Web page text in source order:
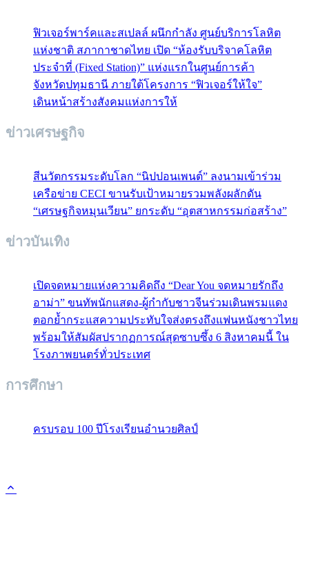
ฟิวเจอร์พาร์คและสเปลล์ ผนึกกำลัง ศูนย์บริการโลหิต
แห่งชาติ สภากาชาดไทย เปิด “ห้องรับบริจาคโลหิต
ประจำที่ (Fixed Station)” แห่งแรกในศูนย์การค้า
จังหวัดปทุมธานี ภายใต้โครงการ “ฟิวเจอร์ให้ใจ”
เดินหน้าสร้างสังคมแห่งการให้
ข่าวเศรษฐกิจ
สีนวัตกรรมระดับโลก “นิปปอนเพนต์” ลงนามเข้าร่วม
เครือข่าย CECI ขานรับเป้าหมายรวมพลังผลักดัน
“เศรษฐกิจหมุนเวียน” ยกระดับ “อุตสาหกรรมก่อสร้าง”
ข่าวบันเทิง
เปิดจดหมายแห่งความคิดถึง “Dear You จดหมายรักถึง
อาม่า” ขนทัพนักแสดง-ผู้กำกับชาวจีนร่วมเดินพรมแดง
ตอกย้ำกระแสความประทับใจส่งตรงถึงแฟนหนังชาวไทย
พร้อมให้สัมผัสปรากฏการณ์สุดซาบซึ้ง 6 สิงหาคมนี้ ใน
โรงภาพยนตร์ทั่วประเทศ
การศึกษา
ครบรอบ 100 ปีโรงเรียนอำนวยศิลป์